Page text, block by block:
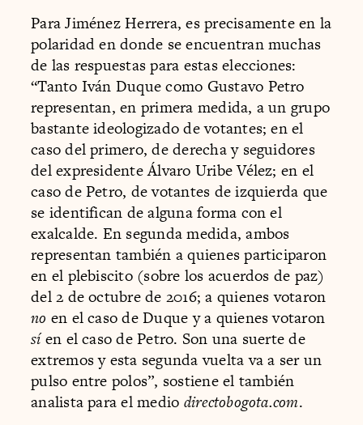
Para Jiménez Herrera, es precisamente en la
polaridad en donde se encuentran muchas
de las respuestas para estas elecciones:
“Tanto Iván Duque como Gustavo Petro
representan, en primera medida, a un grupo
bastante ideologizado de votantes; en el
caso del primero, de derecha y seguidores
del expresidente Álvaro Uribe Vélez; en el
caso de Petro, de votantes de izquierda que
se identifican de alguna forma con el
exalcalde. En segunda medida, ambos
representan también a quienes participaron
en el plebiscito (sobre los acuerdos de paz)
del 2 de octubre de 2016; a quienes votaron
no en el caso de Duque y a quienes votaron
síen el caso de Petro. Son una suerte de
extremos y esta segunda vuelta va a ser un
pulso entre polos”, sostiene el también
analista para el medio directobogota.com.